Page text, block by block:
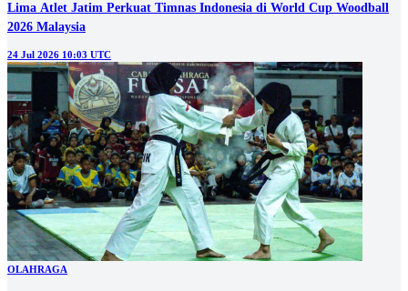
Lima Atlet Jatim Perkuat Timnas Indonesia di World Cup Woodball
2026 Malaysia
24 Jul 2026 10:03 UTC
OLAHRAGA